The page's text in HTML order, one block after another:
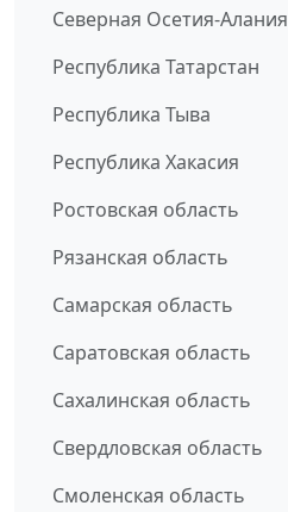
Северная Осетия-Алания
Республика Татарстан
Республика Тыва
Республика Хакасия
Ростовская область
Рязанская область
Самарская область
Саратовская область
Сахалинская область
Свердловская область
Смоленская область